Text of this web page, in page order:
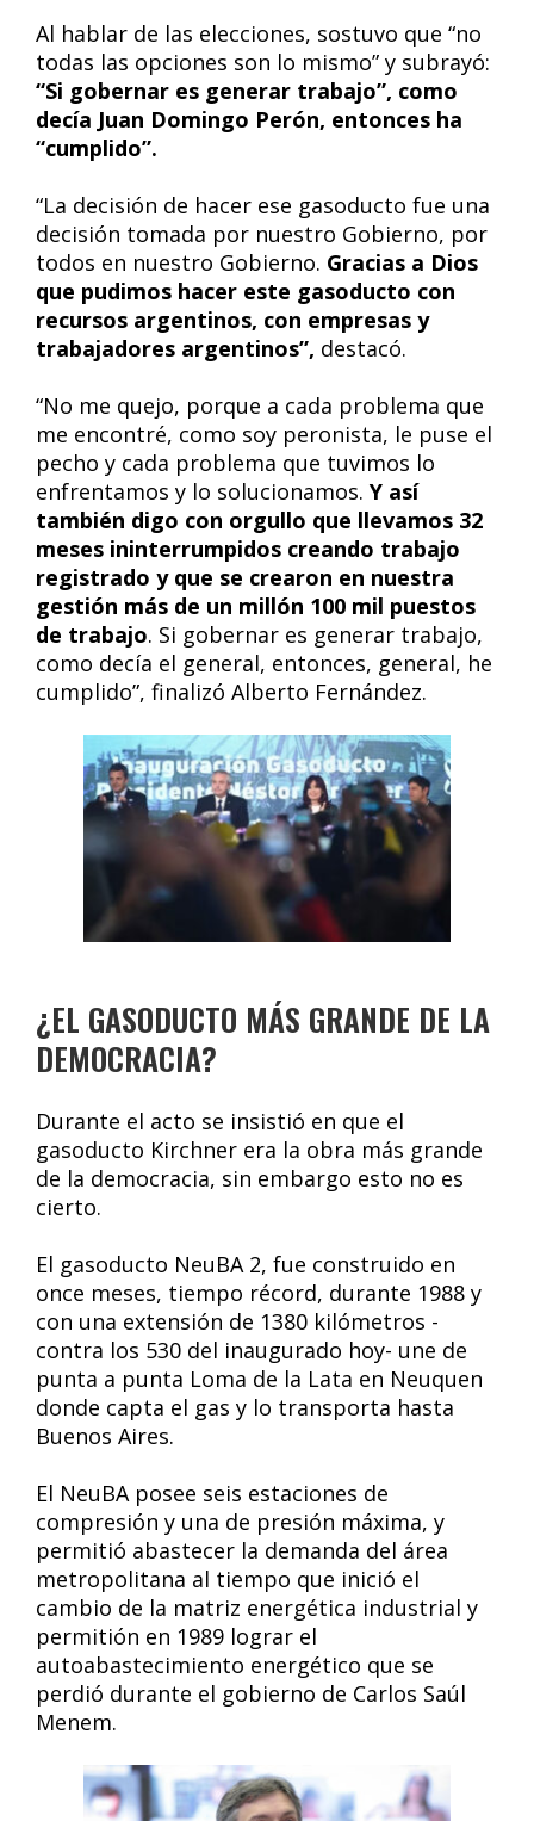
Al hablar de las elecciones, sostuvo que “no
todas las opciones son lo mismo” y subrayó:
“Si gobernar es generar trabajo”, como
decía Juan Domingo Perón, entonces ha
“cumplido”.
“La decisión de hacer ese gasoducto fue una
decisión tomada por nuestro Gobierno, por
todos en nuestro Gobierno. Gracias a Dios
que pudimos hacer este gasoducto con
recursos argentinos, con empresas y
trabajadores argentinos”, destacó.
“No me quejo, porque a cada problema que
me encontré, como soy peronista, le puse el
pecho y cada problema que tuvimos lo
enfrentamos y lo solucionamos. Y así
también digo con orgullo que llevamos 32
meses ininterrumpidos creando trabajo
registrado y que se crearon en nuestra
gestión más de un millón 100 mil puestos
de trabajo. Si gobernar es generar trabajo,
como decía el general, entonces, general, he
cumplido”, finalizó Alberto Fernández.
¿EL GASODUCTO MÁS GRANDE DE LA
DEMOCRACIA?
Durante el acto se insistió en que el
gasoducto Kirchner era la obra más grande
de la democracia, sin embargo esto no es
cierto.
El gasoducto NeuBA 2, fue construido en
once meses, tiempo récord, durante 1988 y
con una extensión de 1380 kilómetros -
contra los 530 del inaugurado hoy- une de
punta a punta Loma de la Lata en Neuquen
donde capta el gas y lo transporta hasta
Buenos Aires.
El NeuBA posee seis estaciones de
compresión y una de presión máxima, y
permitió abastecer la demanda del área
metropolitana al tiempo que inició el
cambio de la matriz energética industrial y
permitión en 1989 lograr el
autoabastecimiento energético que se
perdió durante el gobierno de Carlos Saúl
Menem.